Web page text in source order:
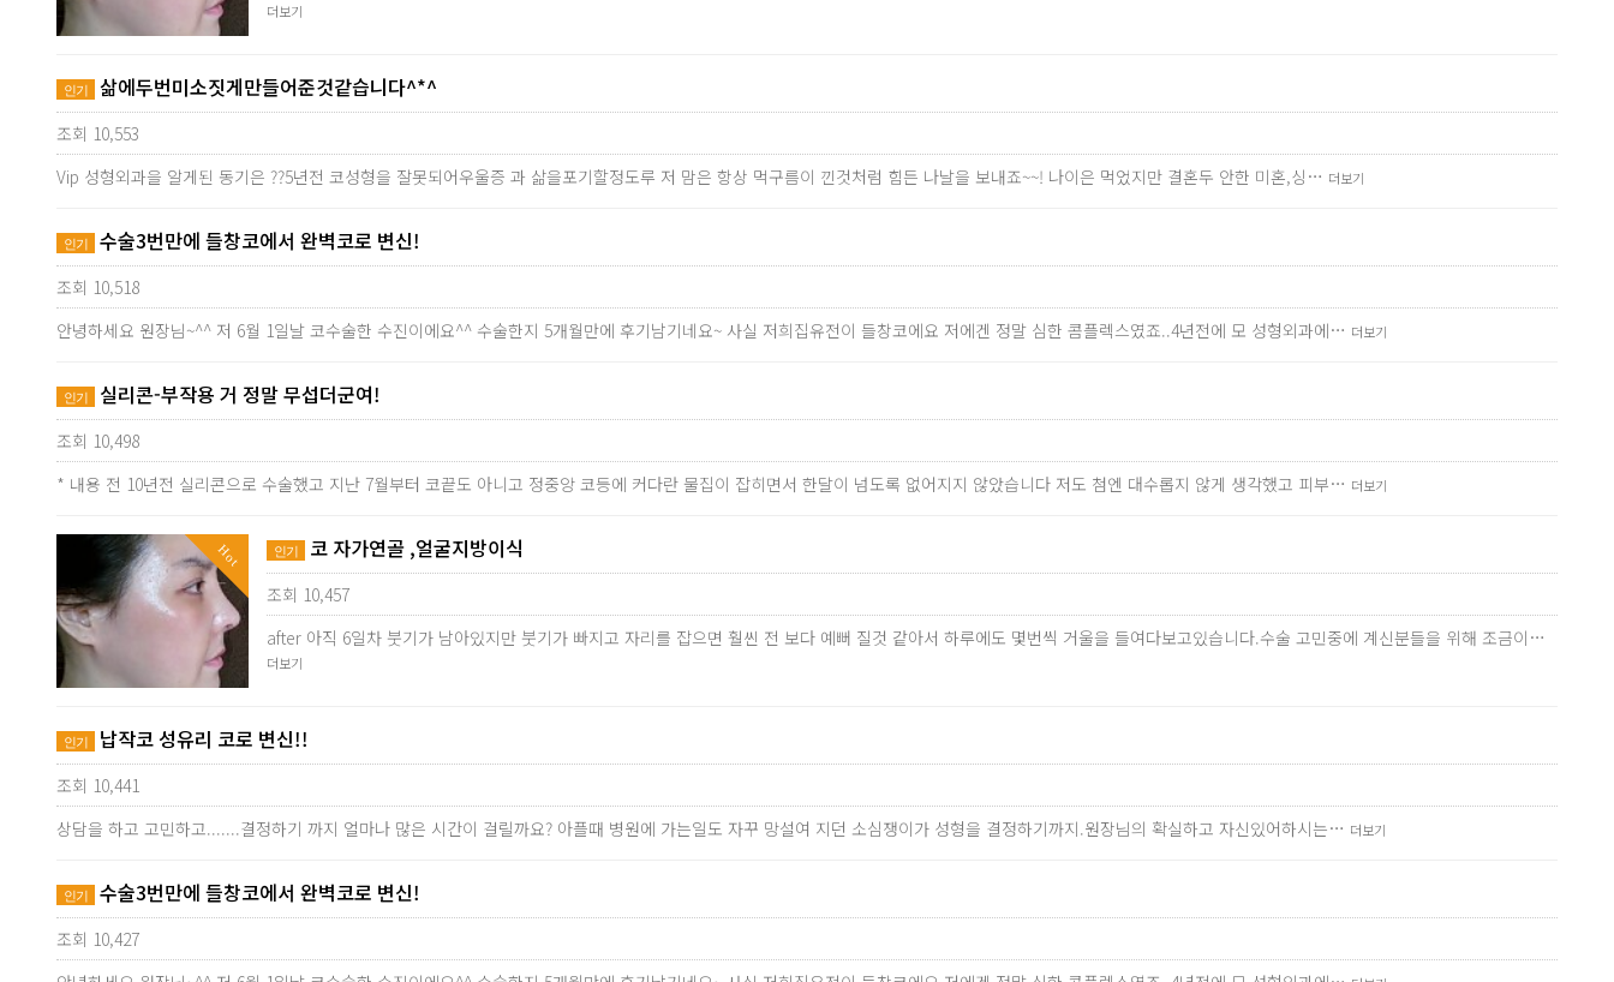
더보기
인기 삶에두번미소짓게만들어준것같습니다^*^
조회 10,553
Vip 성형외과을 알게된 동기은 ??5년전 코성형을 잘못되어우울증 과 삶을포기할정도루 저 맘은 항상 먹구름이 낀것처럼 힘든 나날을 보내죠~~! 나이은 먹었지만 결혼두 안한 미혼,싱… 더보기
인기 수술3번만에 들창코에서 완벽코로 변신!
조회 10,518
안녕하세요 원장님~^^ 저 6월 1일날 코수술한 수진이에요^^ 수술한지 5개월만에 후기남기네요~ 사실 저희집유전이 들창코에요 저에겐 정말 심한 콤플렉스였죠..4년전에 모 성형외과에… 더보기
인기 실리콘-부작용 거 정말 무섭더군여!
조회 10,498
* 내용 전 10년전 실리콘으로 수술했고 지난 7월부터 코끝도 아니고 정중앙 코등에 커다란 물집이 잡히면서 한달이 넘도록 없어지지 않았습니다 저도 첨엔 대수롭지 않게 생각했고 피부… 더보기
Hot 인기 코 자가연골 ,얼굴지방이식
조회 10,457
after 아직 6일차 붓기가 남아있지만 붓기가 빠지고 자리를 잡으면 훨씬 전 보다 예뻐 질것 같아서 하루에도 몇번씩 거울을 들여다보고있습니다.수술 고민중에 계신분들을 위해 조금이…
더보기
인기 납작코 성유리 코로 변신!!
조회 10,441
상담을 하고 고민하고.......결정하기 까지 얼마나 많은 시간이 걸릴까요? 아플때 병원에 가는일도 자꾸 망설여 지던 소심쟁이가 성형을 결정하기까지.원장님의 확실하고 자신있어하시는… 더보기
인기 수술3번만에 들창코에서 완벽코로 변신!
조회 10,427